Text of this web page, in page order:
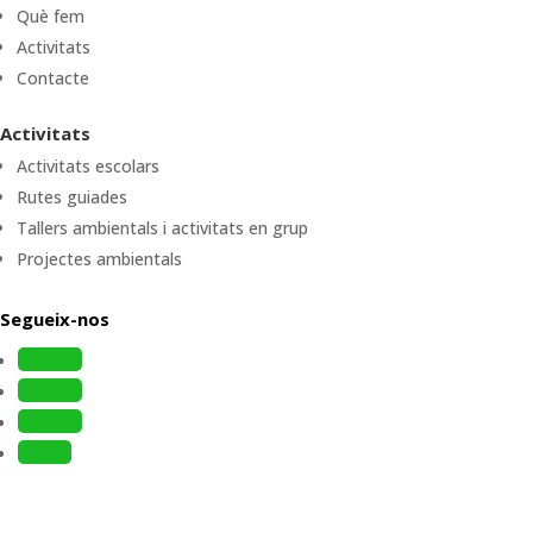
Què fem
Activitats
Contacte
Activitats
Activitats escolars
Rutes guiades
Tallers ambientals i activitats en grup
Projectes ambientals
Segueix-nos
Follow
Follow
Follow
Follow